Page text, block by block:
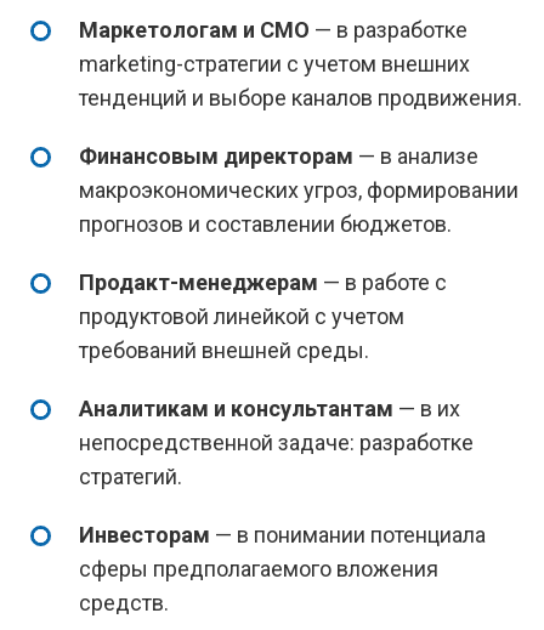
Маркетологам и CMO — в разработке
marketing-стратегии с учетом внешних
тенденций и выборе каналов продвижения.
Финансовым директорам — в анализе
макроэкономических угроз, формировании
прогнозов и составлении бюджетов.
Продакт-менеджерам — в работе с
продуктовой линейкой с учетом
требований внешней среды.
Аналитикам и консультантам — в их
непосредственной задаче: разработке
стратегий.
Инвесторам — в понимании потенциала
сферы предполагаемого вложения
средств.